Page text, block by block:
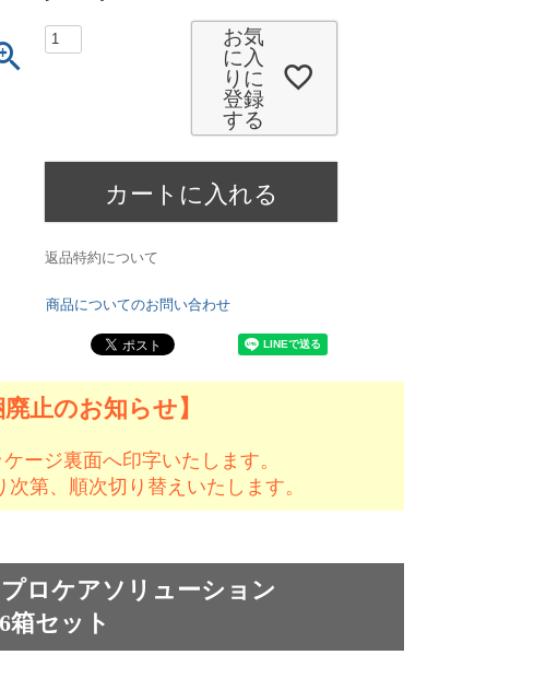
お気
に入
りに
登録
する
カートに入れる
返品特約について
商品についてのお問い合わせ
止のお知らせ】
ージ裏面へ印字いたします。
第、順次切り替えいたします。
ロケアソリューション
箱セット